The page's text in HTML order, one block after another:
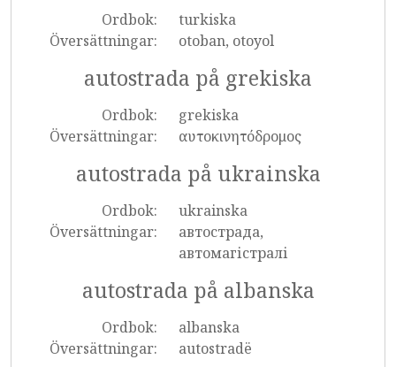
Ordbok:
turkiska
Översättningar:
otoban, otoyol
autostrada på grekiska
Ordbok:
grekiska
Översättningar:
αυτοκινητόδρομος
autostrada på ukrainska
Ordbok:
ukrainska
Översättningar:
автострада,
автомагістралі
autostrada på albanska
Ordbok:
albanska
Översättningar:
autostradë